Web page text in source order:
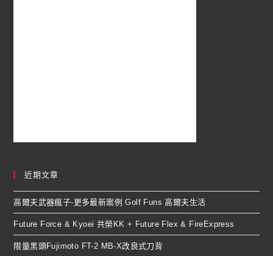
近期文章
高爾夫武器瘋子-更多最新案例 Golf Funs 高爾夫生活
Future Force & Kyoei 共榮KK + Future Flex & FireExpress
限量黑頭Fujimoto FT-2 MB-X改良式刀背